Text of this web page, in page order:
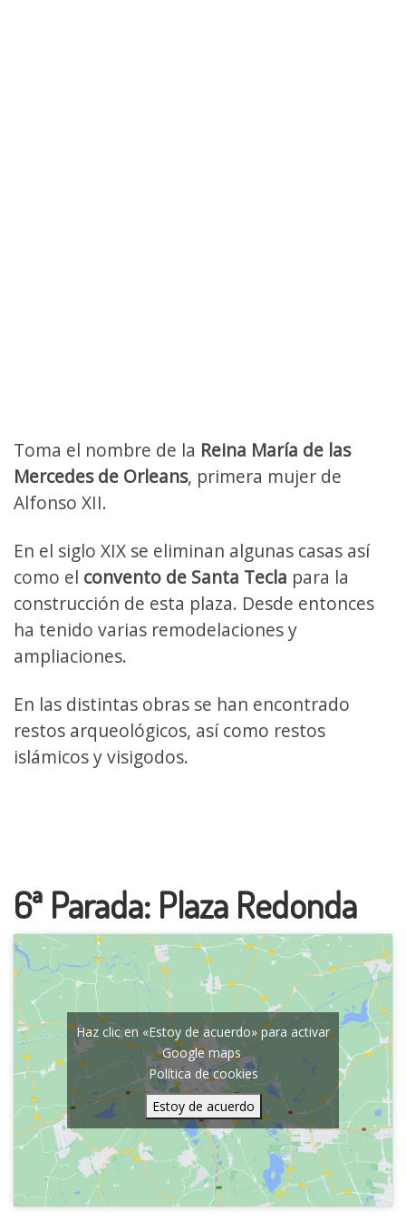
Toma el nombre de la Reina María de las
Mercedes de Orleans, primera mujer de
Alfonso XII.
En el siglo XIX se eliminan algunas casas así
como el convento de Santa Tecla para la
construcción de esta plaza. Desde entonces
ha tenido varias remodelaciones y
ampliaciones.
En las distintas obras se han encontrado
restos arqueológicos, así como restos
islámicos y visigodos.
6ª Parada: Plaza Redonda
Haz clic en «Estoy de acuerdo» para activar
Google maps
Política de cookies
Estoy de acuerdo